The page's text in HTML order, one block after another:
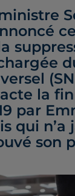
la
par
qui n’a
son